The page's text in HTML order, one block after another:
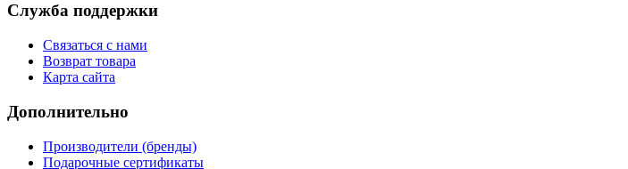
Служба поддержки
Связаться с нами
Возврат товара
Карта сайта
Дополнительно
Производители (бренды)
Подарочные сертификаты